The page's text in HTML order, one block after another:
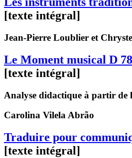
[texte intégral]
Jean-Pierre Loublier et
Le Moment musical D
[texte intégral]
Analyse didactique à partir de
Carolina Vilela Abrão
Traduire pour
[texte intégral]